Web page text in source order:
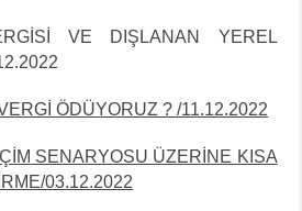
VE DIŞLANAN YEREL
ÖDÜYORUZ ? /11.12.2022
SENARYOSU ÜZERİNE KISA
03.12.2022